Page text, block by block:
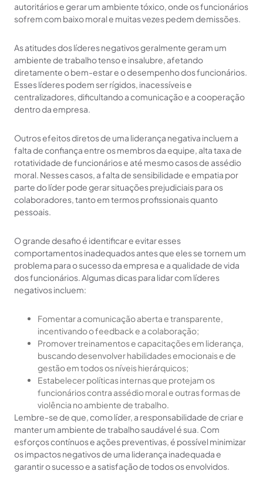
autoritários e gerar um ambiente tóxico, onde os funcionários
sofrem com baixo moral e muitas vezes pedem demissões.
As atitudes dos líderes negativos geralmente geram um
ambiente de trabalho tenso e insalubre, afetando
diretamente o bem-estar e o desempenho dos funcionários.
Esses líderes podem ser rígidos, inacessíveis e
centralizadores, dificultando a comunicação e a cooperação
dentro da empresa.
Outros efeitos diretos de uma liderança negativa incluem a
falta de confiança entre os membros da equipe, alta taxa de
rotatividade de funcionários e até mesmo casos de assédio
moral. Nesses casos, a falta de sensibilidade e empatia por
parte do líder pode gerar situações prejudiciais para os
colaboradores, tanto em termos profissionais quanto
pessoais.
O grande desafio é identificar e evitar esses
comportamentos inadequados antes que eles se tornem um
problema para o sucesso da empresa e a qualidade de vida
dos funcionários. Algumas dicas para lidar com líderes
negativos incluem:
Fomentar a comunicação aberta e transparente,
incentivando o feedback e a colaboração;
Promover treinamentos e capacitações em liderança,
buscando desenvolver habilidades emocionais e de
gestão em todos os níveis hierárquicos;
Estabelecer políticas internas que protejam os
funcionários contra assédio moral e outras formas de
violência no ambiente de trabalho.
Lembre-se de que, como líder, a responsabilidade de criar e
manter um ambiente de trabalho saudável é sua. Com
esforços contínuos e ações preventivas, é possível minimizar
os impactos negativos de uma liderança inadequada e
garantir o sucesso e a satisfação de todos os envolvidos.